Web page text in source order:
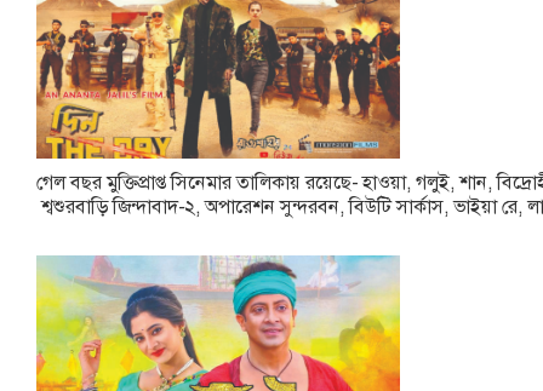
গেলবছরমুক্তিপ্রাপ্তসিনেমারতালিকায়রয়েছে-হাওয়া, গলুই,শান,
শ্বশুরবাড়িজিন্দাবাদ-২,অপারেশনসুন্দরবন,বিউটিসার্কাস,ভাইয়ারে,